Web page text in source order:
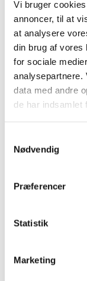
Vi bruger
annoncer, til at
at analysere
din brug af vores
for sociale
analysepartnere.
data med andre
de har indsamlet
Nødvendig
Præferencer
Statistik
Marketing